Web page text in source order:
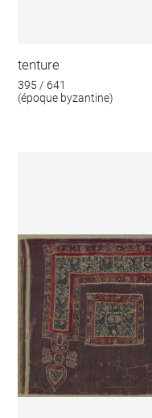
tenture
395 / 641
(époque byzantine)